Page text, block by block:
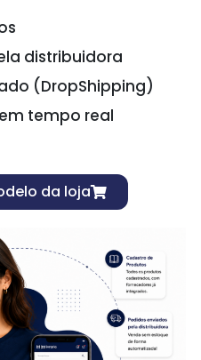
distribuidora
(DropShipping)
tempo real
da loja